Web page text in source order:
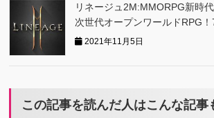
リネージュ2M:MMORPG新時
次世代オープンワールドRPG！
2021年11月5日
この記事を読んだ人はこんな記事